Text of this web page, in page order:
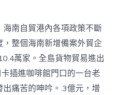
南自貿港內各項政策不斷
整個海南新增備案外貿企
萬家。全島貨物貿易進出
插進咖啡館門口的一台老
痛苦的呻吟。.3億元，增